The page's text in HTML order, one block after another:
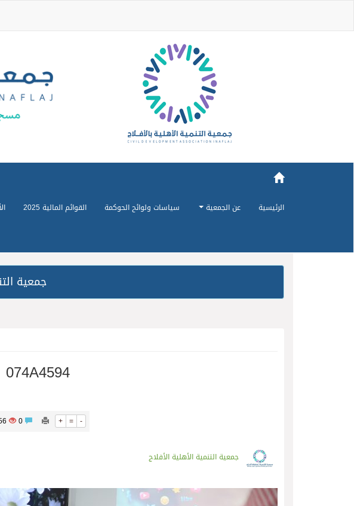
الرئيسية عن الجمعية سياسات ولوائح الحوكمة القوائم المالية 2025
جمعية
074A4594
+ = -
0
456
جمعية التنمية الأهلية الأفلاج